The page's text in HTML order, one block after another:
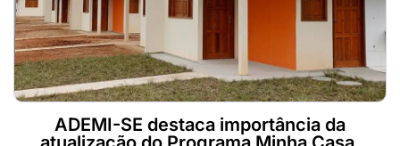
ADEMI-SE destaca importância da